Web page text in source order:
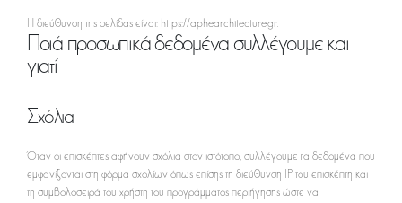
Η διεύθυνση της σελίδας είναι: https://aphearchitecture.gr.
Ποιά προσωπικά δεδομένα συλλέγουμε και
γιατί
Σχόλια
Όταν οι επισκέπτες αφήνουν σχόλια στον ιστότοπο, συλλέγουμε τα δεδομένα που
εμφανίζονται στη φόρμα σχολίων όπως επίσης τη διεύθυνση IP του επισκέπτη και
τη συμβολοσειρά του χρήστη του προγράμματος περιήγησης ώστε να